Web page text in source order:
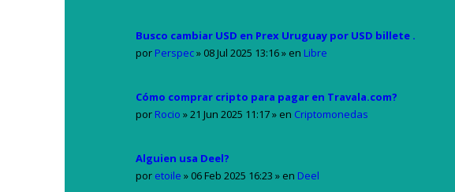
Busco cambiar USD en Prex Uruguay por USD billete .
por Perspec» 08 Jul 2025 13:16» en Libre
Cómo comprar cripto para pagar en Travala.com?
por Rocio »21 Jun 2025 11:17» en Criptomonedas
Alguien usa Deel?
por etoile » 06 Feb 2025 16:23 » en Deel